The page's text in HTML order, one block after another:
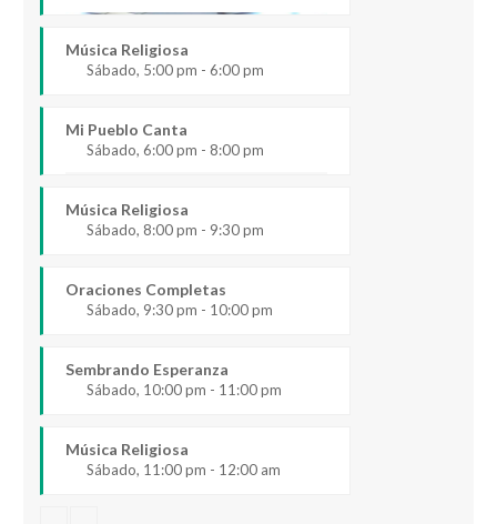
Música Religiosa
Sábado, 5:00 pm - 6:00 pm
Mi Pueblo Canta
Sábado, 6:00 pm - 8:00 pm
Música Religiosa
Sábado, 8:00 pm - 9:30 pm
Oraciones Completas
Sábado, 9:30 pm - 10:00 pm
Sembrando Esperanza
Sábado, 10:00 pm - 11:00 pm
Música Religiosa
Sábado, 11:00 pm - 12:00 am